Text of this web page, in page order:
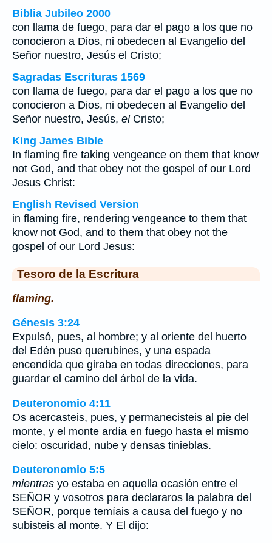
Biblia Jubileo 2000
con llama de fuego, para dar el pago a los que no
conocieron a Dios, ni obedecen al Evangelio del
Señor nuestro, Jesús el Cristo;
Sagradas Escrituras 1569
con llama de fuego, para dar el pago a los que no
conocieron a Dios, ni obedecen al Evangelio del
Señor nuestro, Jesús, elCristo;
King James Bible
In flaming fire taking vengeance on them that know
not God, and that obey not the gospel of our Lord
Jesus Christ:
English Revised Version
in flaming fire, rendering vengeance to them that
know not God, and to them that obey not the
gospel of our Lord Jesus:
Tesoro de la Escritura
flaming.
Génesis 3:24
Expulsó, pues, al hombre; y al oriente del huerto
del Edén puso querubines, y una espada
encendida que giraba en todas direcciones, para
guardar el camino del árbol de la vida.
Deuteronomio 4:11
Os acercasteis, pues, y permanecisteis al pie del
monte, y el monte ardía en fuego hasta el mismo
cielo: oscuridad, nube y densas tinieblas.
Deuteronomio 5:5
mientras yo estaba en aquella ocasión entre el
SEÑOR y vosotros para declararos la palabra del
SEÑOR, porque temíais a causa del fuego y no
subisteis al monte. Y El dijo: